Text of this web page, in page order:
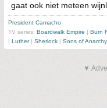
gaat ook niet meteen
President Camacho
TV series: Boardwalk Empire Burn
Luther| Sherlock Sons of Anarchy
▼